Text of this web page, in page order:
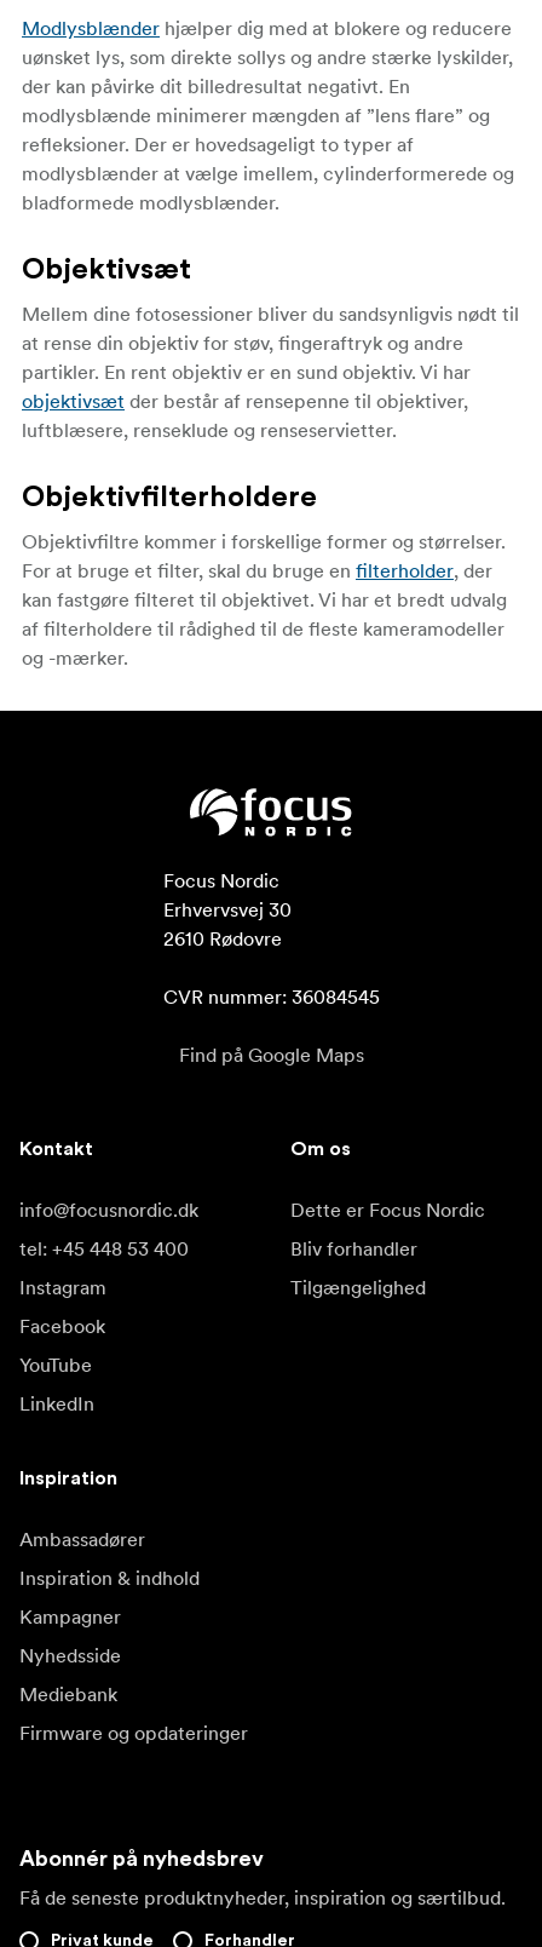
Modlysblænder hjælper dig med at blokere og reducere
uønsket lys, som direkte sollys og andre stærke lyskilder,
der kan påvirke dit billedresultat negativt. En
modlysblænde minimerer mængden af ”lens flare” og
refleksioner. Der er hovedsageligt to typer af
modlysblænder at vælge imellem, cylinderformerede og
bladformede modlysblænder.
Objektivsæt
Mellem dine fotosessioner bliver du sandsynligvis nødt til
at rense din objektiv for støv, fingeraftryk og andre
partikler. En rent objektiv er en sund objektiv. Vi har
objektivsæt der består af rensepenne til objektiver,
luftblæsere, renseklude og renseservietter.
Objektivfilterholdere
Objektivfiltre kommer i forskellige former og størrelser.
For at bruge et filter, skal du bruge en filterholder, der
kan fastgøre filteret til objektivet. Vi har et bredt udvalg
af filterholdere til rådighed til de fleste kameramodeller
og -mærker.
Focus Nordic
Erhvervsvej 30
2610 Rødovre
CVR nummer: 36084545
Find på Google Maps
Kontakt
info@focusnordic.dk
tel: +45 448 53 400
Instagram
Facebook
YouTube
LinkedIn
Om os
Dette er Focus Nordic
Bliv forhandler
Tilgængelighed
Inspiration
Ambassadører
Inspiration & indhold
Kampagner
Nyhedsside
Mediebank
Firmware og opdateringer
Abonnér på nyhedsbrev
Få de seneste produktnyheder, inspiration og særtilbud.
Privat kunde Forhandler